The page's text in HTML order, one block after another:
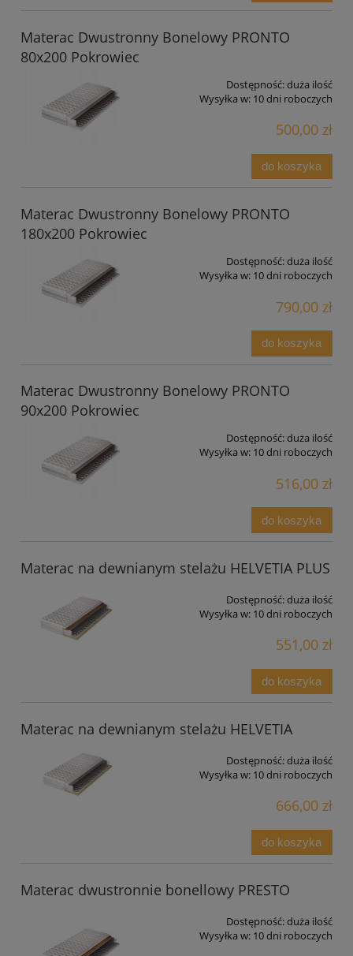
Materac Dwustronny Bonelowy PRONTO
80x200 Pokrowiec
Dostępność:duża ilość
Wysyłka w: 10 dni roboczych
500,00 zł
do koszyka
Materac Dwustronny Bonelowy PRONTO
180x200 Pokrowiec
Dostępność:duża ilość
Wysyłka w: 10 dni roboczych
790,00 zł
do koszyka
Materac Dwustronny Bonelowy PRONTO
90x200 Pokrowiec
Dostępność:duża ilość
Wysyłka w: 10 dni roboczych
516,00 zł
do koszyka
Materac na dewnianym stelażu HELVETIA PLUS
Dostępność:duża ilość
Wysyłka w: 10 dni roboczych
551,00 zł
do koszyka
Materac na dewnianym stelażu HELVETIA
Dostępność:duża ilość
Wysyłka w: 10 dni roboczych
666,00 zł
do koszyka
Materac dwustronnie bonellowy PRESTO
Dostępność:duża ilość
Wysyłka w: 10 dni roboczych